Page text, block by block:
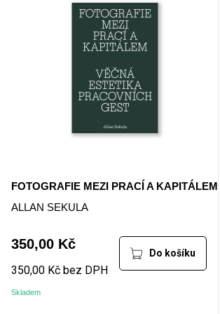
FOTOGRAFIE MEZI PRACÍ A KAPITÁLEM
ALLAN SEKULA
350,00 Kč
350,00 Kč bez DPH
Skladem
Do košíku